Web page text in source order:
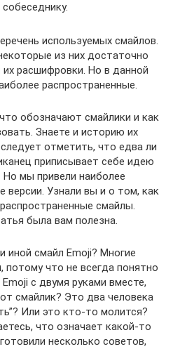
собеседнику.
используемых смайлов.
из них достаточно
расшифровки. Но в данной
распространенные.
обозначают смайлики и как
Знаете и историю их
отметить, что едва ли
приписывает себе идею
Но мы привели наиболее
версии. Узнали вы и о том, как
смайлы.
была вам полезна.
иной смайл Emoji? Многие
что не всегда понятно
с двумя руками вместе,
смайлик? Это два человека
Или это кто-то молится?
что означает какой-то
несколько советов,